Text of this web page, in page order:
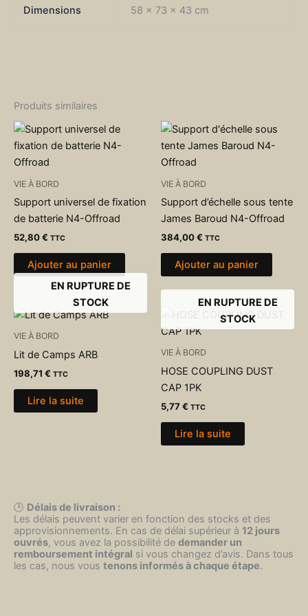
Dimensions 58 × 73 × 43 cm
Produits similaires
VIE À BORD
Support universel de fixation
de batterie N4-Offroad
52,80€ TTC
Ajouter au panier
VIE À BORD
Support d’échelle sous tente
James Baroud N4-Offroad
384,00€ TTC
Ajouter au panier
EN RUPTURE DE
STOCK
VIE À BORD
Lit de Camps ARB
198,71 € TTC
Lire la suite
EN RUPTURE DE
STOCK
VIE À BORD
HOSE COUPLING DUST
CAP 1PK
5,77€ TTC
Lire la suite
🕒 Délais de livraison :
Les délais peuvent varier en fonction des stocks et des
approvisionnements. En cas de délai supérieur à 12 jours
ouvrés, vous avez la possibilité de demander un
remboursement intégral si vous changez d’avis. Dans tous
les cas, nous vous tenons informés à chaque étape.